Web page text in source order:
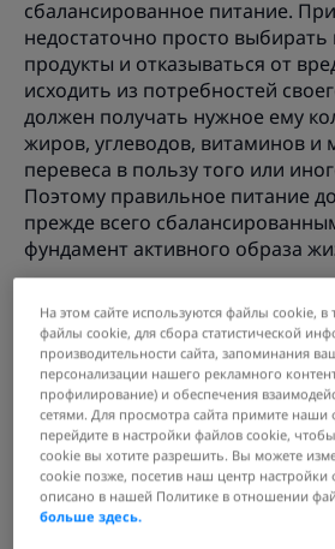
сбалансированное питание.
недостаточно просто
продукты и отказываться от
исходить из потребностей
должен получать нужное ему
жиров, углеводов, витаминов и
перевеса в пользу того или
Поэтому правильное питание
прежде всего
фундамент активного образа
Зачем нужно
Для стройности
Лишние килограммы часто
диет. Так происходит потому,
питательных веществ
Поэтому важно получать
сбалансировано – тогда можно
забыть о диетах! В идеале 30%
калорийности
На этом сайте используются файлы cookie, в
файлы cookie, для сбора статистической
производительности сайта, запоминания
персонализации нашего рекламного
профилирование) и обеспечения
сетями. Для просмотра сайта примите
перейдите в настройки файлов cookie,
cookie вы хотите разрешить. Вы можете
cookie позже, посетив наш центр настройки
описано в нашей Политике в отношении
больше здесь.